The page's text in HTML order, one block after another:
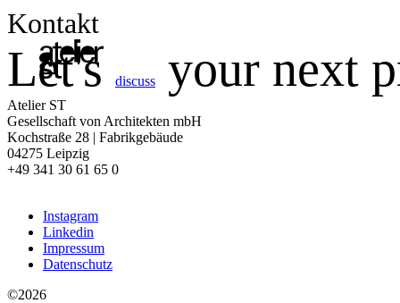
Kontakt
Let's discuss your next
Atelier ST
Gesellschaft von Architekten mbH
Kochstraße 28 | Fabrikgebäude
04275 Leipzig
+49 341 30 61 65 0
Instagram
Linkedin
Impressum
Datenschutz
©2026